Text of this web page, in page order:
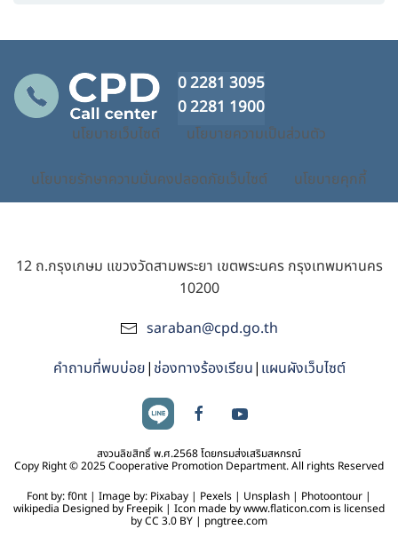
0 2281 3095
0 2281 1900
นโยบายเว็บไซต์ นโยบายความเป็นส่วนตัว
นโยบายรักษาความมั่นคงปลอดภัยเว็บไซต์ นโยบายคุกกี้
12 ถ.กรุงเกษม แขวงวัดสามพระยา เขตพระนคร กรุงเทพมหานคร
10200
saraban@cpd.go.th
คำถามที่พบบ่อย| ช่องทางร้องเรียน| แผนผังเว็บไซต์
สงวนลิขสิทธิ์ พ.ศ.2568 โดยกรมส่งเสริมสหกรณ์
Copy Right © 2025 Cooperative Promotion Department. All rights Reserved
Font by: f0nt | Image by: Pixabay | Pexels | Unsplash | Photoontour |
wikipedia Designed by Freepik | Icon made by www.flaticon.com is licensed
by CC 3.0 BY | pngtree.com